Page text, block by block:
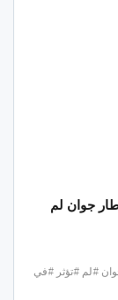
وأمطار جوان لم
#لم #تؤثر #في